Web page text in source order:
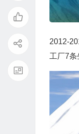
2012-
工厂7条